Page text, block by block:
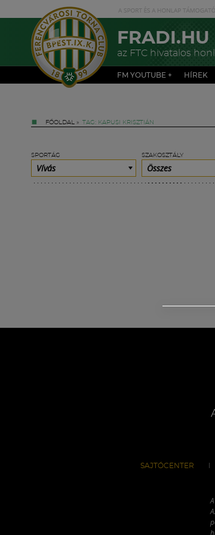
FRADI.HU
az FTC hivatalos
FM YOUTUBE + HÍREK
FŐOLDAL » TAG: KAPUSI KRISZTIÁN
SPORTÁG
Vívás
SZAKOSZTÁLY
Összes
SAJTÓCENTER